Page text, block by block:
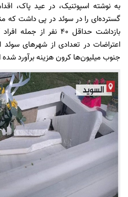
به نوشته اسپوتنیک، در عید پاک،
بازداشت حداقل ۴۰ نفر
اعتراضات در تعدادی از شهرهای سوئد
جنوب میلیون‌ها کرون هزینه برآورد